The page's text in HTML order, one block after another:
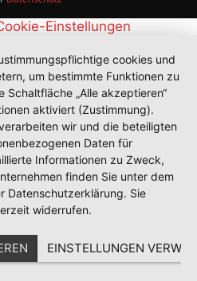
Einstellungen
cookies und
um bestimmte Funktionen zu
Schaltfläche „Alle akzeptieren“
aktiviert (Zustimmung).
wir und die beteiligten
Daten für
Informationen zu Zweck,
finden Sie unter dem
Datenschutzerklärung. Sie
widerrufen.
EINSTELLUNGEN